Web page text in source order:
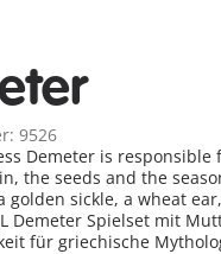
9526
Demeter is
the seeds and the
golden sickle, a wheat
Demeter Spielset mit
für griechische